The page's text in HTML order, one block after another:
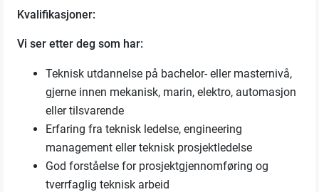
Kvalifikasjoner:
Vi ser etter deg som har:
Teknisk utdannelse på bachelor- eller masternivå,
gjerne innen mekanisk, marin, elektro, automasjon
eller tilsvarende
Erfaring fra teknisk ledelse, engineering
management eller teknisk prosjektledelse
God forståelse for prosjektgjennomføring og
tverrfaglig teknisk arbeid